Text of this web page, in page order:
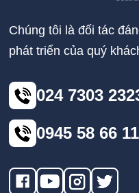
Chúng tôi là đối tác
phát triển của quý
024 7303
0945 58 66 11